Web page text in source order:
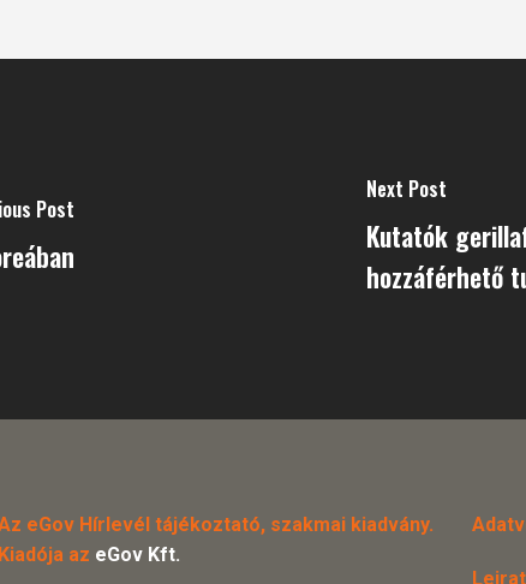
Post
Next Post
Kutatók
hozzáférhető
eGov Hírlevél tájékoztató, szakmai kiadvány.
Kiadója az eGov Kft.